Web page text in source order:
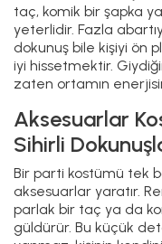
taç, komik bir şapka
yeterlidir. Fazla
dokunuş bile kişiyi ön
iyi hissetmektir.
zaten ortamın
Aksesuarlar
Sihirli
Bir parti kostümü tek
aksesuarlar yaratır.
parlak bir taç ya da
güldürür. Bu küçük